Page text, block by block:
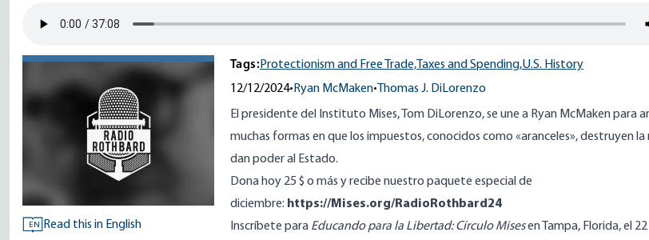
EN Read this in English
Tags:Protectionism and Free Trade, Taxes and Spending,U.S. History
12/12/2024• Ryan McMaken• Thomas J. DiLorenzo
El presidente del Instituto Mises, Tom DiLorenzo, se une a Ryan McMaken para
muchas formas en que los impuestos, conocidos como «aranceles», destruyen la
dan poder al Estado.
Dona hoy 25 $ o más y recibe nuestro paquete especial de
diciembre: https://Mises.org/RadioRothbard24
Inscríbete para Educando para la Libertad: Círculo Misesen Tampa, Florida, el